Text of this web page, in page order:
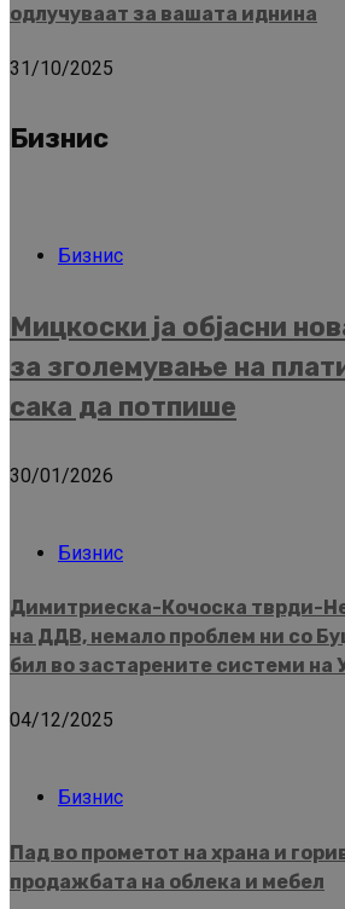
одлучуваат за вашата иднина
31/10/2025
Бизнис
Бизнис
Мицкоски ја објасни
за зголемување на
сака да потпише
30/01/2026
Бизнис
Димитриеска-Кочоска тврди-
на ДДВ, немало проблем ни со
бил во застарените системи на
04/12/2025
Бизнис
Пад во прометот на храна и
продажбата на облека и мебел